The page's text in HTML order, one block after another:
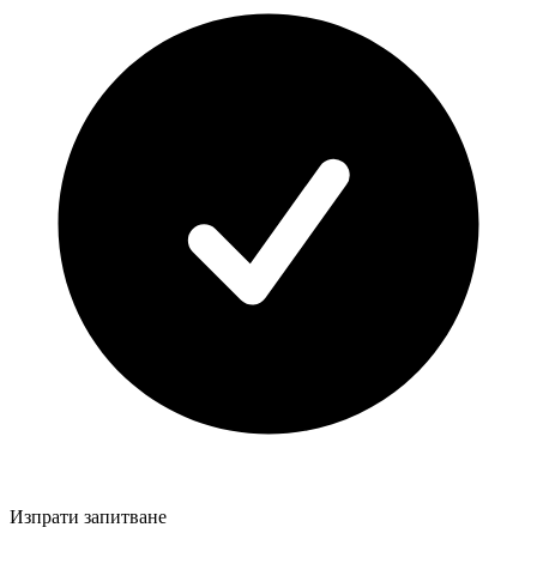
Изпрати запитване